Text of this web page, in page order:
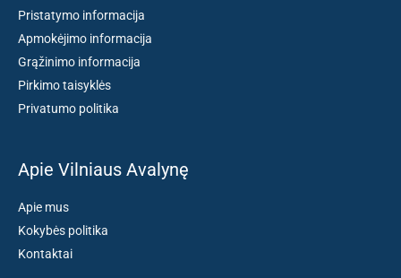
Pristatymo informacija
Apmokėjimo informacija
Grąžinimo informacija
Pirkimo taisyklės
Privatumo politika
Apie Vilniaus Avalynę
Apie mus
Kokybės politika
Kontaktai